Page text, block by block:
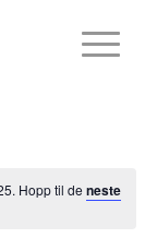
Hopp til de neste